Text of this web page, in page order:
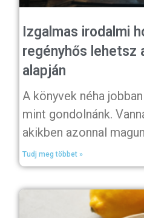
Izgalmas irodalmi
regényhős lehetsz
alapján
A könyvek néha
mint gondolnánk.
akikben azonnal
Tudj meg többet »